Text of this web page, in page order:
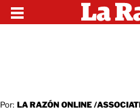
Por: LA RAZÓN ONLINE /